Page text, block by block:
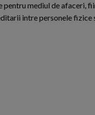
mediul de afaceri,
intre personele fizice